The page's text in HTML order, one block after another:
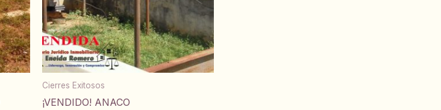
Cierres Exitosos
¡VENDIDO! ANACO